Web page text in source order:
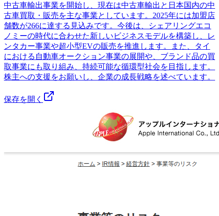
中古車輸出事業を開始し、現在は中古車輸出と日本国内の中
古車買取・販売を主な事業としています。2025年には加盟店
舗数が266に達する見込みです。今後は、シェアリングエコ
ノミーの時代に合わせた新しいビジネスモデルを構築し、レ
ンタカー事業や超小型EVの販売を推進します。また、タイ
における自動車オークション事業の展開や、ブランド品の買
取事業にも取り組み、持続可能な循環型社会を目指します。
株主への支援をお願いし、企業の成長戦略を述べています。
保存を開く